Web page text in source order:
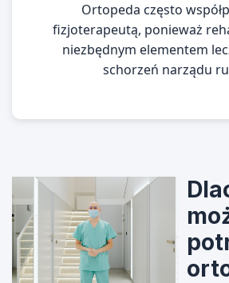
Ortopeda często
fizjoterapeutą, ponieważ
niezbędnym elementem
schorzeń narządu